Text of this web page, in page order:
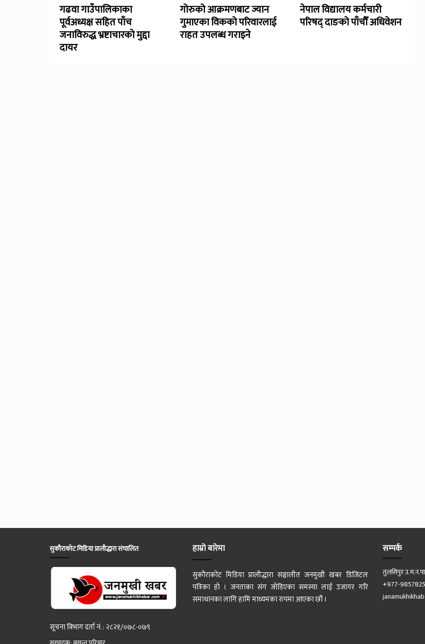
गढवा गाउँपालिकाका
पूर्वअध्यक्ष सहित पाँच
जनाविरुद्ध भ्रष्टाचारको मुद्दा
दायर
गोरुको आक्रमणबाट ज्यान
गुमाएका विकको परिवारलाई
राहत उपलब्ध गराइने
नेपाल विद्यालय कर्मचारी
परिषद् दाङको पाँचौँ अधिवेशन
सुकौराकोट मिडिया प्रालीद्धारा संचालित
सूचना विभाग दर्ता नं. : २८२१/०७८-०७९
हाम्रो बारेमा
सुकौराकोट मिडिया प्रालीद्धारा सञ्चालीत जनमुखी खबर डिजिटल
पत्रिका हो । जनताका संग जोडिएका समस्या लाई उजागर गरि
समाधानका लागि हामि माध्यमका रुपमा आएका छौं ।
सम्पर्क
तुलसिपुर
+977-